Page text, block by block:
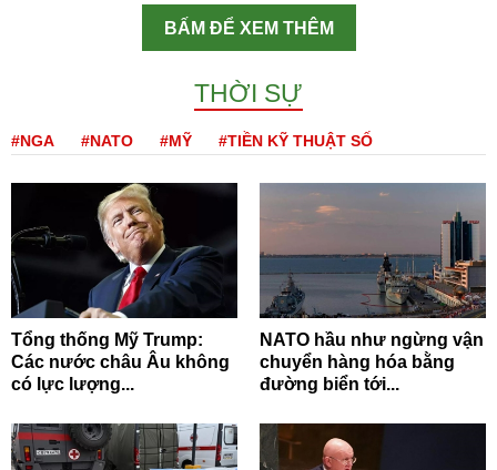
BẤM ĐỂ XEM THÊM
THỜI SỰ
#NGA #NATO #MỸ #TIỀN KỸ THUẬT SỐ
Tổng thống Mỹ Trump:
Các nước châu Âu không
có lực lượng...
NATO hầu như ngừng vận
chuyển hàng hóa bằng
đường biển tới...